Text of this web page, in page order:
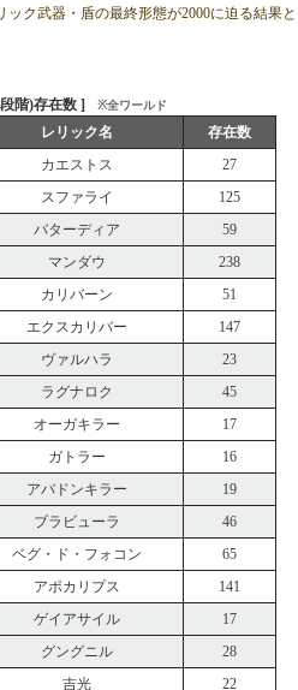
ク武器・盾の最終形態が2000に迫る結果と
階)存在数 ] ※全ワールド
レリック名 存在数
カエストス
27
スファライ 125
バターディア
59
マンダウ 238
カリバーン
51
エクスカリバー 147
ヴァルハラ
23
ラグナロク 45
オーガキラー
17
ガトラー 16
アバドンキラー
19
ブラビューラ 46
ベグ・ド・フォコン
65
アポカリプス 141
ゲイアサイル
17
グングニル
28
吉光 22